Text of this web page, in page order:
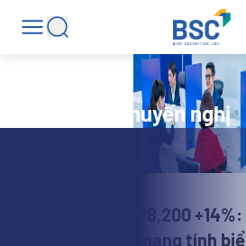
Danh mục khuyến nghị
X-Alpha | VHM 178,200
các công trình mang tính